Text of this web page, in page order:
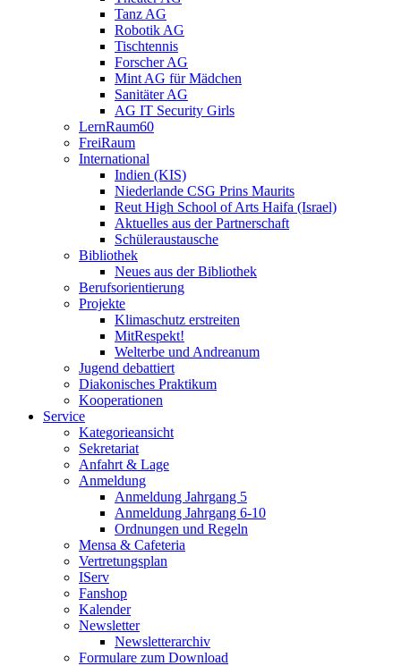
Tanz AG
Robotik AG
Tischtennis
Forscher AG
Mint AG für Mädchen
Sanitäter AG
AG IT Security Girls
LernRaum60
FreiRaum
International
Indien (KIS)
Niederlande CSG Prins Maurits
Reut High School of Arts Haifa (Israel)
Aktuelles aus der Partnerschaft
Schüleraustausche
Bibliothek
Neues aus der Bibliothek
Berufsorientierung
Projekte
Klimaschutz erstreiten
MitRespekt!
Welterbe und Andreanum
Jugend debattiert
Diakonisches Praktikum
Kooperationen
Service
Kategorieansicht
Sekretariat
Anfahrt & Lage
Anmeldung
Anmeldung Jahrgang 5
Anmeldung Jahrgang 6-10
Ordnungen und Regeln
Mensa & Cafeteria
Vertretungsplan
IServ
Fanshop
Kalender
Newsletter
Newsletterarchiv
Formulare zum Download